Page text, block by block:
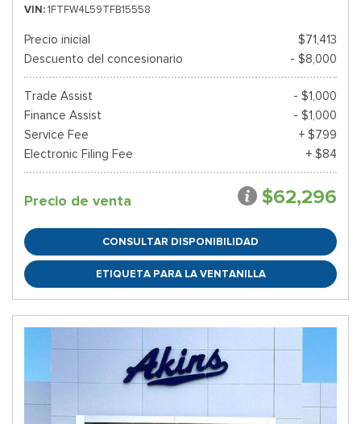
VIN 1FTFW4L59TFB15558
Precio inicial
$71,413
Descuento del concesionario
- $8,000
Trade Assist
- $1,000
Finance Assist
- $1,000
Service Fee
+ $799
Electronic Filing Fee
+ $84
Precio de venta $62,296
CONSULTAR DISPONIBILIDAD
ETIQUETA PARA LA VENTANILLA